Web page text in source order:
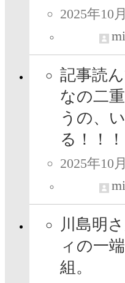
2025年10
記事読
なの二
うの、
る！！！
2025年10
川島明
ィの一
組。